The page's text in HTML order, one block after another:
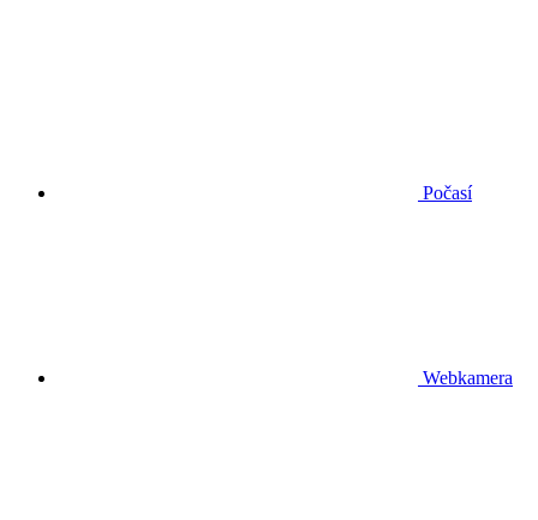
Počasí
Webkamera